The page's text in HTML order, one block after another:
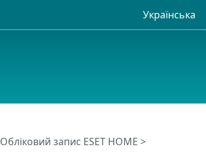
Українська
Обліковий запис ESET HOME >